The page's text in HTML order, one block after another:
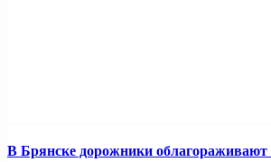
В Брянске дорожники облагораживают